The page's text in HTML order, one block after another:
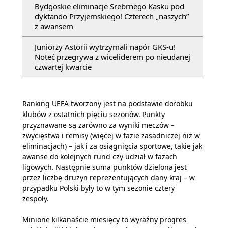
Bydgoskie eliminacje Srebrnego Kasku pod
dyktando Przyjemskiego! Czterech „naszych”
z awansem
Juniorzy Astorii wytrzymali napór GKS-u!
Noteć przegrywa z wiceliderem po nieudanej
czwartej kwarcie
Ranking UEFA tworzony jest na podstawie dorobku
klubów z ostatnich pięciu sezonów. Punkty
przyznawane są zarówno za wyniki meczów –
zwycięstwa i remisy (więcej w fazie zasadniczej niż w
eliminacjach) – jak i za osiągnięcia sportowe, takie jak
awanse do kolejnych rund czy udział w fazach
ligowych. Następnie suma punktów dzielona jest
przez liczbę drużyn reprezentujących dany kraj – w
przypadku Polski były to w tym sezonie cztery
zespoły.
Minione kilkanaście miesięcy to wyraźny progres